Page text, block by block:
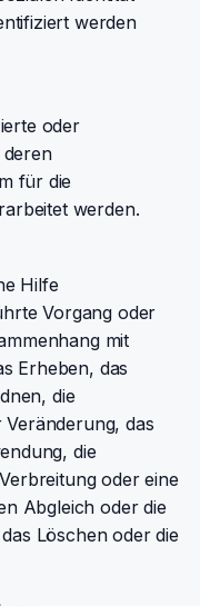
werden
oder
für die
werden.
Hilfe
Vorgang oder
mit
Erheben, das
die
das
die
oder eine
Abgleich oder die
Löschen oder die